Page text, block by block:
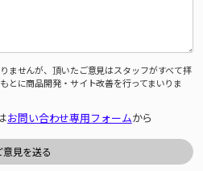
ませんが、頂いたご意見はスタッフがすべて拝
とに商品開発・サイト改善を行ってまいりま
お問い合わせ専用フォームから